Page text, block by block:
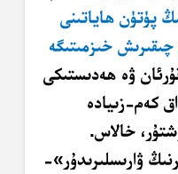
پۈتۈن ھاياتىنى
خىزمىتىگە
ۋە ھەدىستىكى
كەم-زىيادە
خالاس.
ۋارىسلىرىدۇر»-